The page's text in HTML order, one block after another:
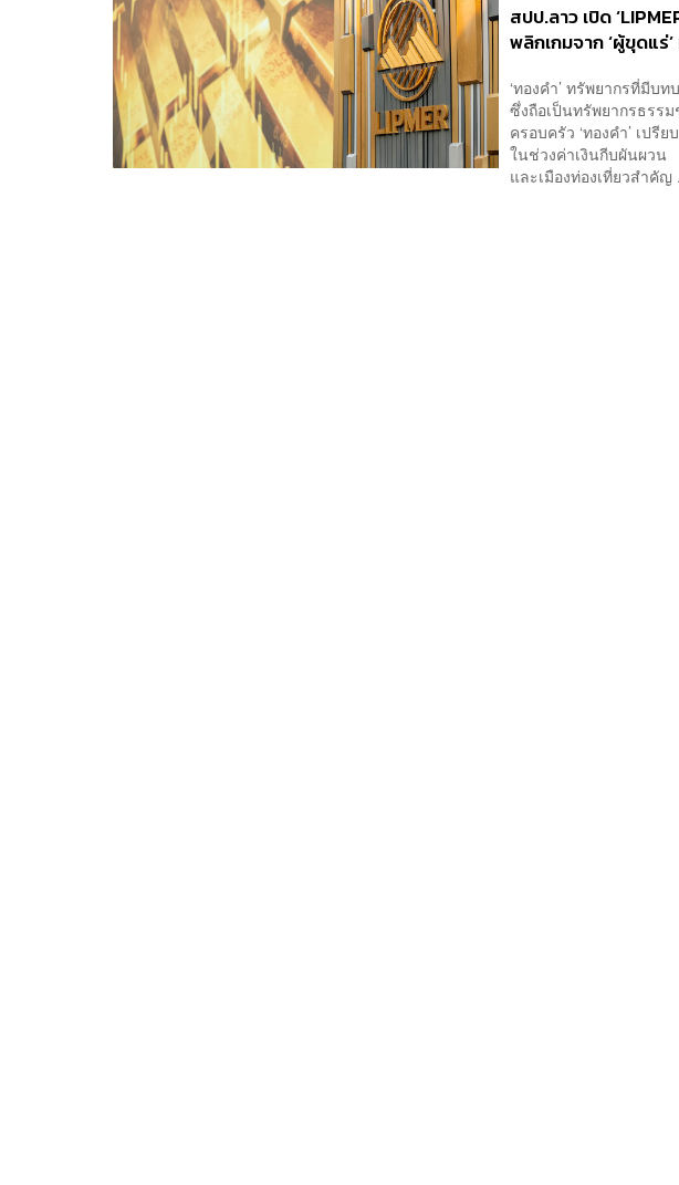
สปป.ลาว เปิด
พลิกเกมจาก ‘ผู้ขุดแร่
‘ทองคำ’ ทรัพยากรที่มีบ
ซึ่งถือเป็นทรัพยากรธร
ครอบครัว ‘ทองคำ’ เปรี
ในช่วงค่าเงินกีบผันผวน
และเมืองท่องเที่ยวสำคัญ